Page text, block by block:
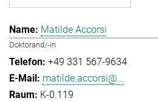
Matilde Accorsi
Doktorand/-in
+49 331 567-9634
matilde.accorsi@...
K-0.119